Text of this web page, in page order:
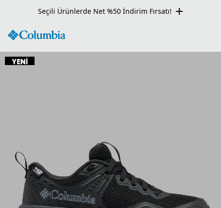
Seçili Ürünlerde Net %50 İndirim Fırsatı!